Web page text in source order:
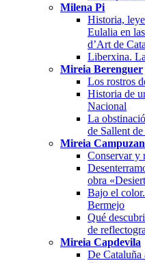
Milena Pi
Historia,
Eulalia en
d’Art de
Liberxina.
Mireia Berenguer
Los rostros
Historia de
Nacional
La
de Sallent
Mireia
Conservar y
obra
Bajo el
Bermejo
Qué
de
Mireia Capdevila
De Cataluña